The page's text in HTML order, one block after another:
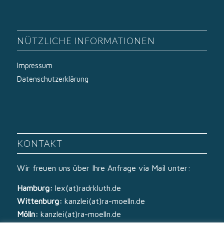
NÜTZLICHE INFORMATIONEN
Impressum
Datenschutzerklärung
KONTAKT
Wir freuen uns über Ihre Anfrage via Mail unter:
Hamburg: lex(at)radrkluth.de
Wittenburg: kanzlei(at)ra-moelln.de
Mölln: kanzlei(at)ra-moelln.de